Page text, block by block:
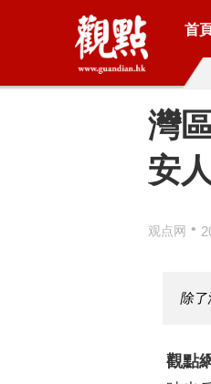
首
灣
安
观点网 •
除了
觀點